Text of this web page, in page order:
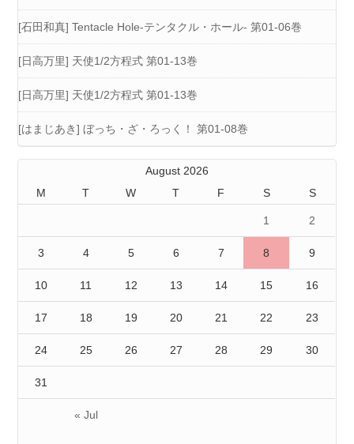
[石田和真] Tentacle Hole-テンタクル・ホール- 第01-06巻
[日高万里] 天使1/2方程式 第01-13巻
[日高万里] 天使1/2方程式 第01-13巻
[はまじあき] ぼっち・ざ・ろっく！ 第01-08巻
August 2026
M
T W T F S S
« Jul
1 2
3 4 5 6 7 8 9
10 11 12 13 14 15 16
17 18 19 20 21 22 23
24 25 26 27 28 29 30
31